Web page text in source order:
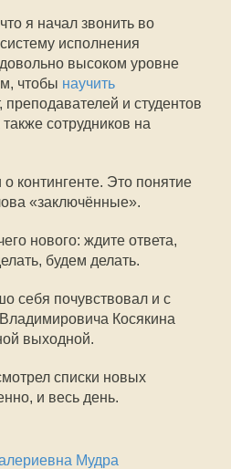
я начал звонить во
исполнения
высоком уровне
чтобы научить
и студентов
сотрудников на
контингенте. Это понятие
«заключённые».
нового: ждите ответа,
будем делать.
себя почувствовал и с
Косякина
выходной.
списки новых
и весь день.
Мудра